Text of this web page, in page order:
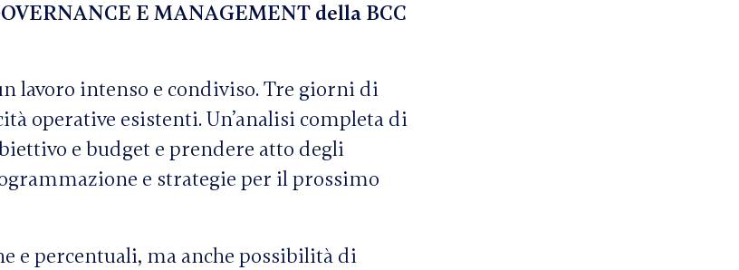
E MANAGEMENT della BCC
lavoro intenso e condiviso. Tre giorni di
operative esistenti. Un’analisi completa di
e budget e prendere atto degli
e strategie per il prossimo
e percentuali, ma anche possibilità di